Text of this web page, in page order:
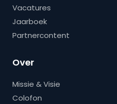
Vacatures
Jaarboek
Partnercontent
Over
Missie & Visie
Colofon